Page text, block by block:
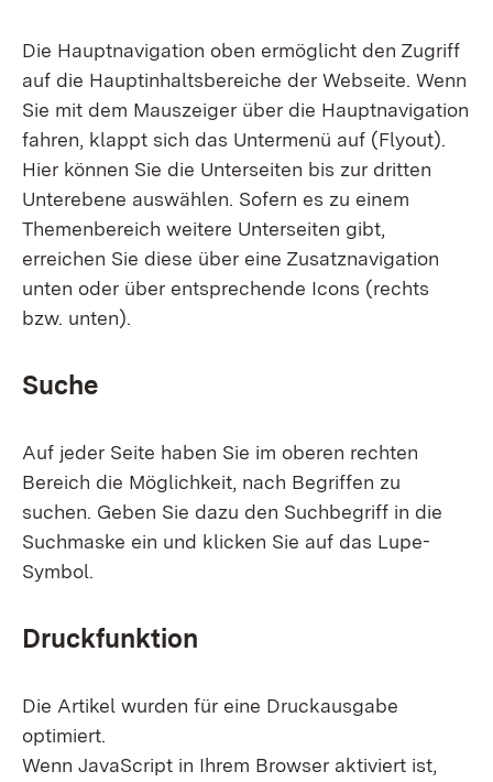
Die Hauptnavigation oben ermöglicht den Zugriff
auf die Hauptinhaltsbereiche der Webseite. Wenn
Sie mit dem Mauszeiger über die Hauptnavigation
fahren, klappt sich das Untermenü auf (Flyout).
Hier können Sie die Unterseiten bis zur dritten
Unterebene auswählen. Sofern es zu einem
Themenbereich weitere Unterseiten gibt,
erreichen Sie diese über eine Zusatznavigation
unten oder über entsprechende Icons (rechts
bzw. unten).
Suche
Auf jeder Seite haben Sie im oberen rechten
Bereich die Möglichkeit, nach Begriffen zu
suchen. Geben Sie dazu den Suchbegriff in die
Suchmaske ein und klicken Sie auf das Lupe-
Symbol.
Druckfunktion
Die Artikel wurden für eine Druckausgabe
optimiert.
Wenn JavaScript in Ihrem Browser aktiviert ist,